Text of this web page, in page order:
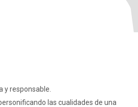
y responsable.
las cualidades de una